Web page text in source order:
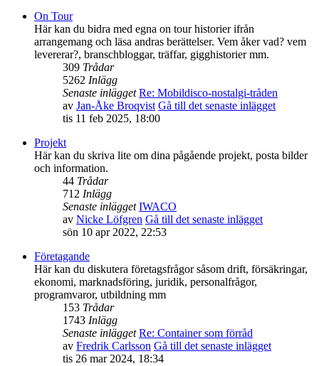
On Tour
Här kan du bidra med egna on tour historier ifrån
arrangemang och läsa andras berättelser. Vem åker vad? vem
levererar?, branschbloggar, träffar, gigghistorier mm.
309 Trådar
5262 Inlägg
Senaste inlägget Re: Mobildisco-nostalgi-tråden
av Jan-Åke Broqvist Gå till det senaste inlägget
tis 11 feb 2025, 18:00
Projekt
Här kan du skriva lite om dina pågående projekt, posta bilder
och information.
44 Trådar
712 Inlägg
Senaste inlägget IWACO
av Nicke Löfgren Gå till det senaste inlägget
sön 10 apr 2022, 22:53
Företagande
Här kan du diskutera företagsfrågor såsom drift, försäkringar,
ekonomi, marknadsföring, juridik, personalfrågor,
programvaror, utbildning mm
153 Trådar
1743 Inlägg
Senaste inlägget Re: Container som förråd
av Fredrik Carlsson Gå till det senaste inlägget
tis 26 mar 2024, 18:34